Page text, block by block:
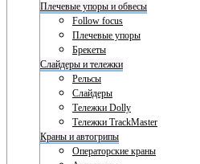
Плечевые упоры и обвесы
Follow focus
Плечевые упоры
Брекеты
Слайдеры и тележки
Рельсы
Слайдеры
Тележки Dolly
Тележки TrackMaster
Краны и автогрипы
Операторские краны